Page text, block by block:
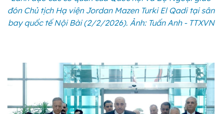
đón Chủ tịch Hạ viện Jordan Mazen Turki El Qadi tại sân
bay quốc tế Nội Bài (2/2/2026). Ảnh: Tuấn Anh - TTXVN